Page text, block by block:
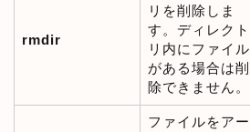
rmdir
リを削除しま
す。ディレクト
リ内にファイル
がある場合は削
除できません。
ファイルをアー